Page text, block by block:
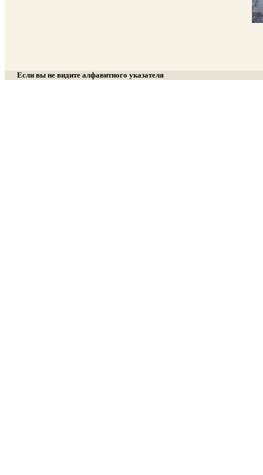
Если вы не видите алфавитного указателя